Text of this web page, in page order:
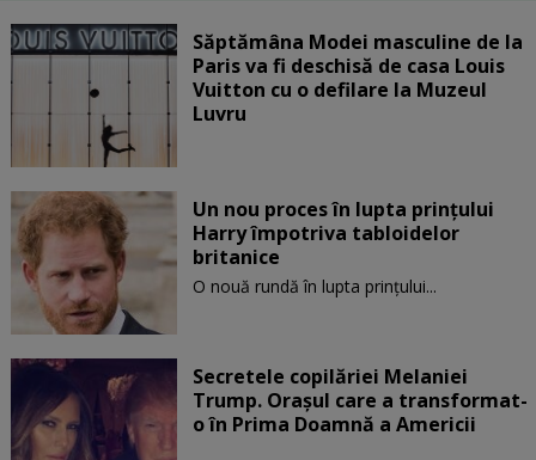
Săptămâna Modei masculine de la
Paris va fi deschisă de casa Louis
Vuitton cu o defilare la Muzeul
Luvru
Un nou proces în lupta prinţului
Harry împotriva tabloidelor
britanice
O nouă rundă în lupta prinţului...
Secretele copilăriei Melaniei
Trump. Orașul care a transformat-
o în Prima Doamnă a Americii